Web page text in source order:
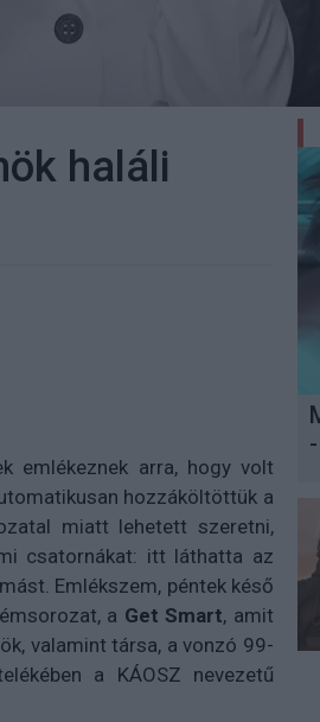
haláli
emlékeznek arra, hogy volt
hozzáköltöttük a
miatt lehetett szeretni,
csatornákat: itt láthatta az
Emlékszem, péntek késő
a Get Smart, amit
valamint társa, a vonzó 99-
a KÁOSZ nevezetű